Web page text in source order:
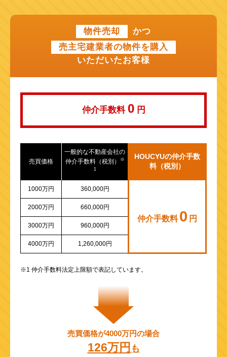
近鉄けいはんな線
山陽新幹線
物件売却
かつ
売主宅建業者の物件を購入
いただいたお客様
仲介手数料 0 円
売買価格
一般的な不動産会社の
仲介手数料（税別）
※
1
HOUCYUの仲介手数
料（税別）
1000万円 360,000円
仲介手数料 0 円
2000万円 660,000円
3000万円 960,000円
4000万円 1,260,000円
※1 仲介手数料法定上限額で表記しています。
売買価格が4000万円の場合
126万円 も